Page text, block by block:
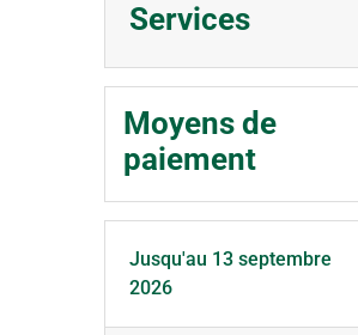
Services
Moyens de
paiement
Jusqu'au 13 septembre
2026